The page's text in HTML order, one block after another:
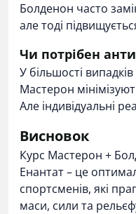
Болденон часто
але тоді
Чи потрібен
У більшості
Мастерон
Але індивідуальні
Висновок
Курс Мастерон +
Енантат – це
спортсменів, які
маси, сили та